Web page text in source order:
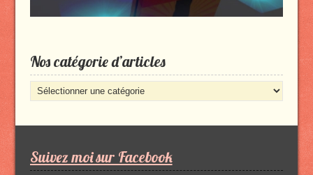
Nos catégorie d’articles
Nos
catégorie
Suivez moi sur Facebook